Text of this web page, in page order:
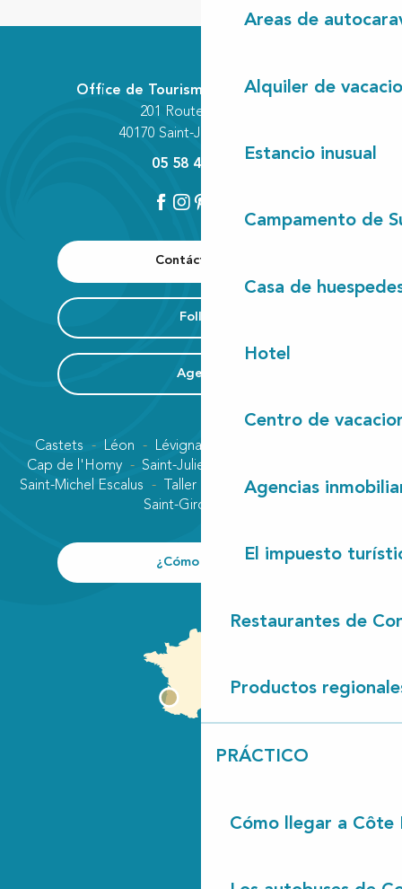
Areas de
Alquiler de
Estancio inusual
Campamento de
Casa de
Hotel
Centro de
Agencias
El impuesto
Restaurantes de
Productos
PRÁCTICO
Cómo llegar a Côte
Contáctenos
Folleto
Agenda
Office de Tourisme Communautaire
201 Route des Lacs
40170 Saint-Julien-en-Born
05 58 42 89 80
Castets Léon Lévignacq
Cap de l'Homy
Saint-Julien-en-Born
Saint-Michel Escalus
Taller
Vielle-Saint-Girons
Saint-Girons plage
¿Cómo llegar?